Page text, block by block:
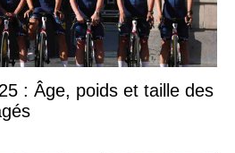
: Âge, poids et taille des